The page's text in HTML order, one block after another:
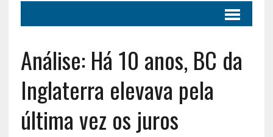
Análise: Há 10 anos, BC da
Inglaterra elevava pela
última vez os juros